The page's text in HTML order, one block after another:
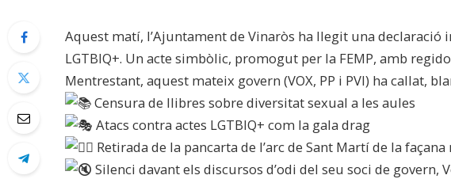
Aquest matí, l’Ajuntament de Vinaròs ha llegit una declaració
LGTBIQ+. Un acte simbòlic, promogut per la FEMP, amb
Mentrestant, aquest mateix govern (VOX, PP i PVI) ha callat,
Censura de llibres sobre diversitat sexual a les aules
Atacs contra actes LGTBIQ+ com la gala drag
Retirada de la pancarta de l’arc de Sant Martí de la
Silenci davant els discursos d’odi del seu soci de govern,